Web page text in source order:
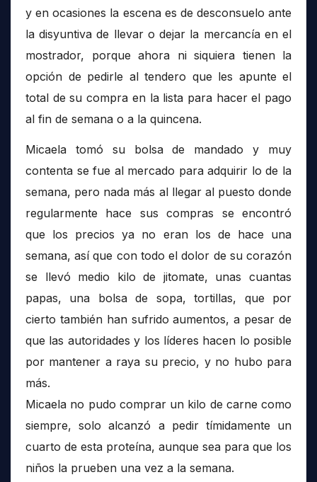
y en ocasiones la escena es de desconsuelo ante
la disyuntiva de llevar o dejar la mercancía en el
mostrador, porque ahora ni siquiera tienen la
opción de pedirle al tendero que les apunte el
total de su compra en la lista para hacer el pago
al fin de semana o a la quincena.
Micaela tomó su bolsa de mandado y muy
contenta se fue al mercado para adquirir lo de la
semana, pero nada más al llegar al puesto donde
regularmente hace sus compras se encontró
que los precios ya no eran los de hace una
semana, así que con todo el dolor de su corazón
se llevó medio kilo de jitomate, unas cuantas
papas, una bolsa de sopa, tortillas, que por
cierto también han sufrido aumentos, a pesar de
que las autoridades y los líderes hacen lo posible
por mantener a raya su precio, y no hubo para
más.
Micaela no pudo comprar un kilo de carne como
siempre, solo alcanzó a pedir tímidamente un
cuarto de esta proteína, aunque sea para que los
niños la prueben una vez a la semana.